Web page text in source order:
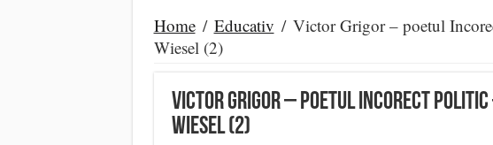
Home / Educativ / Victor Grigor – poetul
Wiesel (2)
Victor Grigor – poetul Incorect Politic
Wiesel (2)